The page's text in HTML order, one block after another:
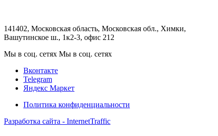
141402, Московская область, Московская обл., Химки,
Вашутинское ш., 1к2-3, офис 212
Мы в соц. сетях Мы в соц. сетях
Вконтакте
Telegram
Яндекс Маркет
Политика конфиденциальности
Разработка сайта - InternetTraffic